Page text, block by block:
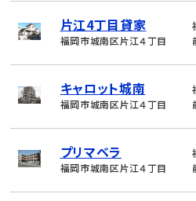
片江4丁目貸家
福岡市城南区片江４丁目
キャロット城南
福岡市城南区片江４丁目
プリマベラ
福岡市城南区片江４丁目